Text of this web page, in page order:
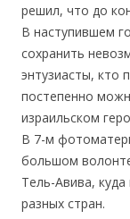
решил, что до
В наступившем
сохранить
энтузиасты, кто
постепенно
израильском
В 7-м
большом
Тель-Авива,
разных стран.